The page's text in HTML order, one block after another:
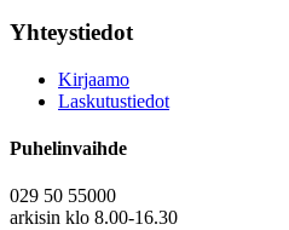
Yhteystiedot
Kirjaamo
Laskutustiedot
Puhelinvaihde
029 50 55000
arkisin klo 8.00-16.30